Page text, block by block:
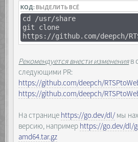
КОД:ВЫДЕЛИТЬ ВСЁ
cd /usr/share
git clone
https://github.com/deepch/
Рекомендуется внести измененияв
следующими PR:
https://github.com/deepch/
https://github.com/deepch/
На странице https://go.dev/dl/мы
версию, например https://go.dev/dl/
amd64.tar.gz